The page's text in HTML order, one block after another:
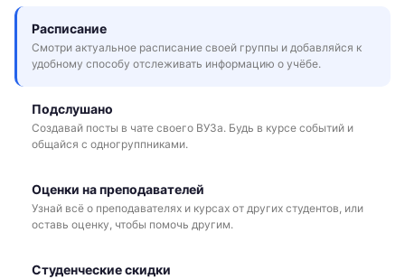
Расписание
Смотри актуальное расписание своей группы и добавляйся к
удобному способу отслеживать информацию о учёбе.
Подслушано
Создавай посты в чате своего ВУЗа. Будь в курсе событий и
общайся с одногруппниками.
Оценки на преподавателей
Узнай всё о преподавателях и курсах от других студентов, или
оставь оценку, чтобы помочь другим.
Студенческие скидки